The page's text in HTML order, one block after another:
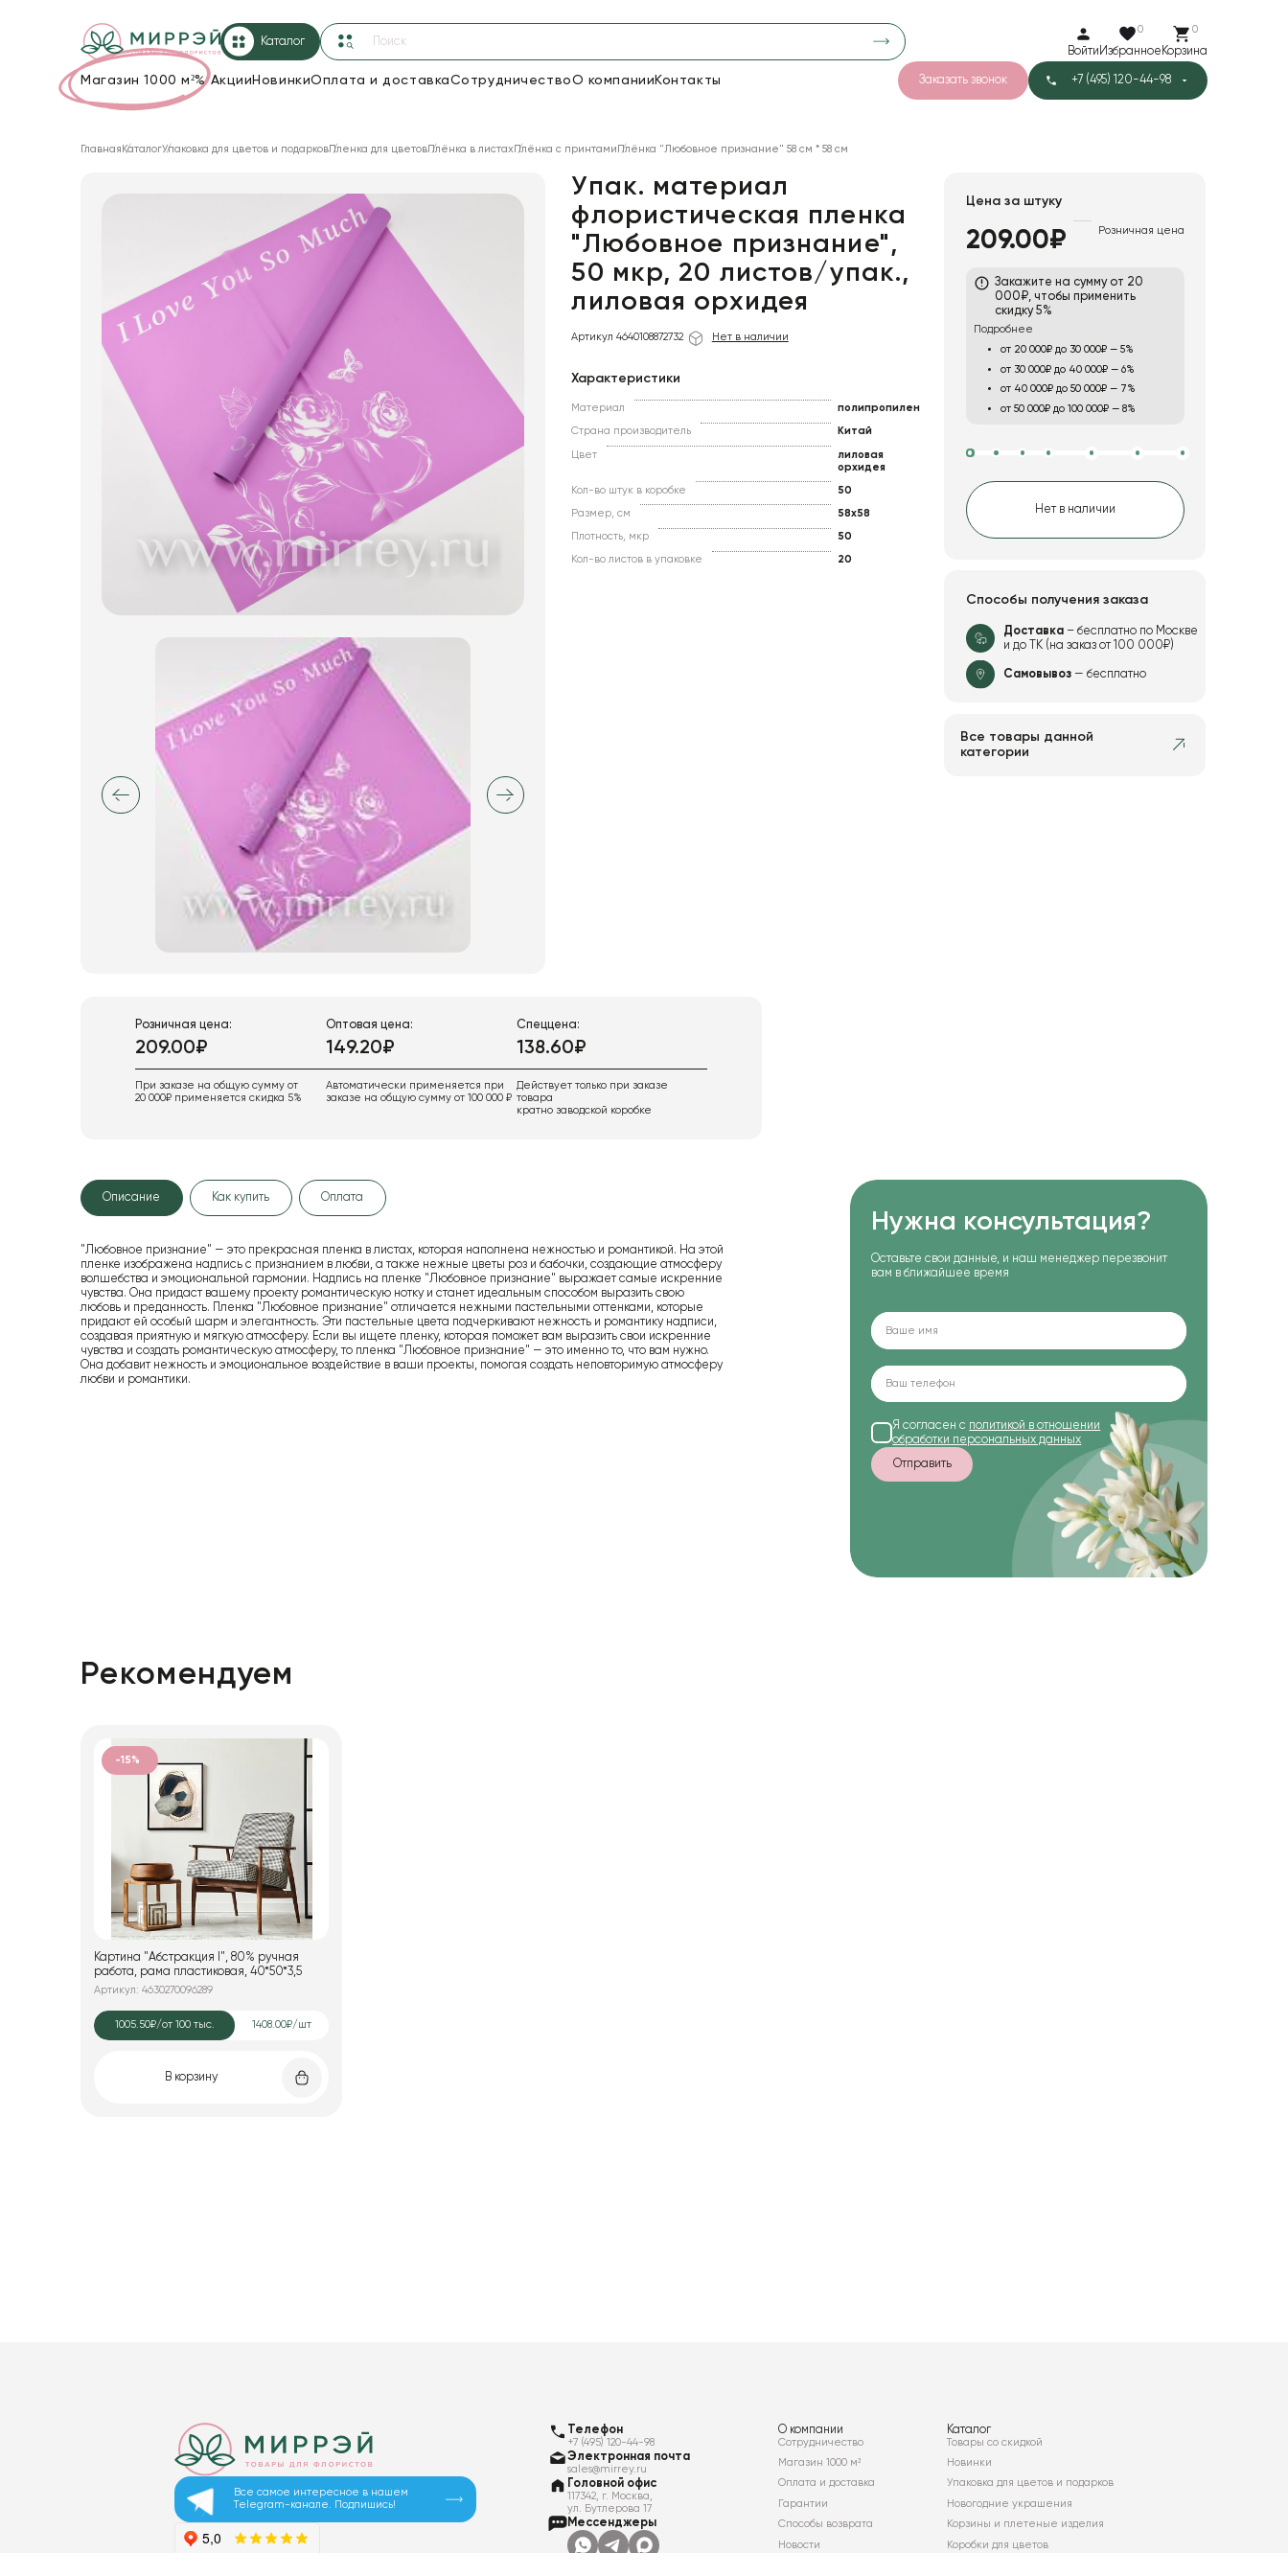
Каталог
Войти
0
Избранное
0
Корзина
Магазин 1000 м²%Акции НовинкиОплата и доставкаСотрудничествоО компании Контакты Заказать звонок +7 (495) 120-44-98
прозрачная
18
Сетка 6
Декор для дома
Лента
Товары для флористов
Пакеты для цветов и подарков
Искусственные цветы и растения
Декоративные вазы, кашпо
Главная КаталогУпаковка для цветов и подарковПленка для цветовПлёнка в листахПлёнка с принтами Плёнка "Любовное признание" 58 см * 58 см
Упак. материал
флористическая пленка
"Любовное признание",
50 мкр, 20 листов/упак.,
лиловая орхидея
Артикул 4640108872732 Нет в наличии
Характеристики
Материал полипропилен
Страна производитель Китай
Цвет
лиловая
орхидея
Кол-во штук в коробке 50
Размер, см 58x58
Плотность, мкр 50
Кол-во листов в упаковке 20
Розничная цена:
209.00₽
При заказе на общую сумму от
20 000₽ применяется скидка 5%
Оптовая цена:
149.20₽
Автоматически применяется при
заказе на общую сумму от 100 000 ₽
Спеццена:
138.60₽
Действует только при заказе
товара
кратно заводской коробке
Цена за штуку
209.00₽ Розничная цена
Закажите на сумму от 20
000₽, чтобы применить
скидку 5%
Подробнее
от 20 000₽ до 30 000₽ — 5%
от 30 000₽ до 40 000₽ — 6%
от 40 000₽ до 50 000₽ — 7%
от 50 000₽ до 100 000₽ — 8%
Нет в наличии
Способы получения заказа
Доставка– бесплатно по Москве
и до ТК (на заказ от 100 000₽)
Самовывоз— бесплатно
Все товары данной
категории
Описание Как купить Оплата
"Любовное признание" — это прекрасная пленка в листах, которая наполнена нежностью и романтикой. На этой
пленке изображена надпись с признанием в любви, а также нежные цветы роз и бабочки, создающие атмосферу
волшебства и эмоциональной гармонии. Надпись на пленке "Любовное признание" выражает самые искренние
чувства. Она придаст вашему проекту романтическую нотку и станет идеальным способом выразить свою
любовь и преданность. Пленка "Любовное признание" отличается нежными пастельными оттенками, которые
придают ей особый шарм и элегантность. Эти пастельные цвета подчеркивают нежность и романтику надписи,
создавая приятную и мягкую атмосферу. Если вы ищете пленку, которая поможет вам выразить свои искренние
чувства и создать романтическую атмосферу, то пленка "Любовное признание" — это именно то, что вам нужно.
Она добавит нежность и эмоциональное воздействие в ваши проекты, помогая создать неповторимую атмосферу
любви и романтики.
Нужна консультация?
Оставьте свои данные, и наш менеджер перезвонит
вам в ближайшее время
Я согласен с политикой в отношении
обработки персональных данных
Отправить
Рекомендуем
-15%
Картина "Абстракция I", 80% ручная
работа, рама пластиковая, 40*50*3,5
Артикул: 4630270096289
1005.50₽/от 100 тыс. 1408.00₽/шт
В корзину
Все самое интересное в нашем
Telegram-канале. Подпишись!
Телефон
+7 (495) 120-44-98
Электронная почта
sales@mirrey.ru
Головной офис
117342, г. Москва,
ул. Бутлерова 17
Мессенджеры
О компании
Сотрудничество
Магазин 1000 м²
Оплата и доставка
Гарантии
Способы возврата
Новости
Каталог
Товары со скидкой
Новинки
Упаковка для цветов и подарков
Новогодние украшения
Корзины и плетеные изделия
Коробки для цветов